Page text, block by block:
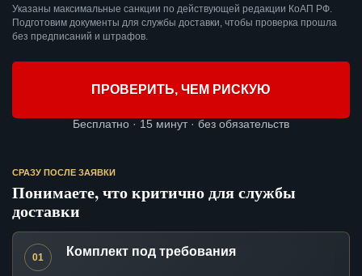
Указаны максимальные санкции по действующей редакции КоАП РФ.
Подготовим документы для службы доставки, чтобы проверка прошла
без предписаний и штрафов.
ПРОВЕРИТЬ, ЧЕМ РИСКУЮ
Бесплатно · 15 минут · без обязательств
СРАЗУ ПОСЛЕ ЗАЯВКИ
Понимаете, что критично для службы
доставки
01 Комплект под требования